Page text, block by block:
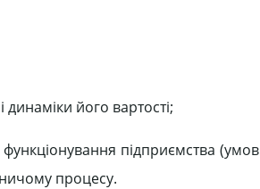
його вартості;
підприємства (умов
процесу.